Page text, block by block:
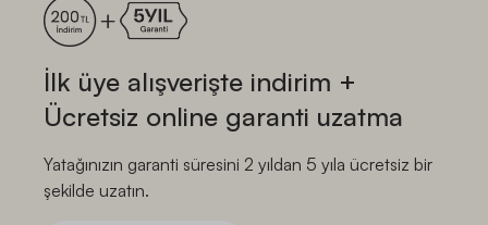
İlk üye alışverişte indirim +
Ücretsiz online garanti uzatma
Yatağınızın garanti süresini 2 yıldan 5 yıla ücretsiz bir
şekilde uzatın.